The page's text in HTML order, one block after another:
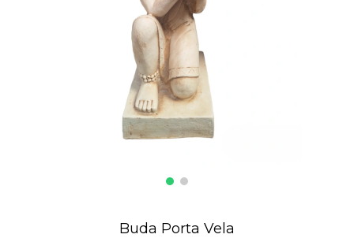
Buda Porta Vela